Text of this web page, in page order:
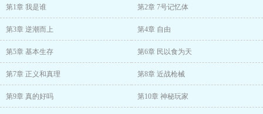
第1章 我是谁 第2章 7号记忆体
第3章 逆潮而上 第4章 自由
第5章 基本生存 第6章 民以食为天
第7章 正义和真理 第8章 近战枪械
第9章 真的好吗 第10章 神秘玩家